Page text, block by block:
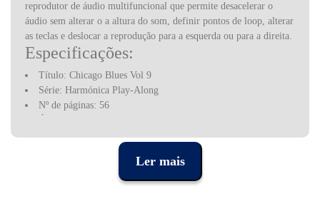
reprodutor de áudio multifuncional que permite desacelerar o
áudio sem alterar o a altura do som, definir pontos de loop, alterar
as teclas e deslocar a reprodução para a esquerda ou para a direita.
Especificações:
Título: Chicago Blues Vol 9
Série: Harmónica Play-Along
Nº de páginas: 56
Editora: Hal leonard
Lista de músicas:
Got My Mo Jo Working - Muddy Waters
Ler mais